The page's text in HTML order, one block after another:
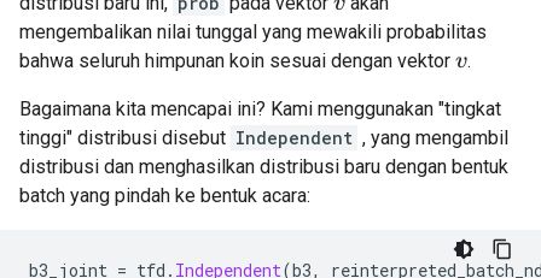
mengembalikan nilai tunggal yang mewakili probabilitas
bahwa seluruh himpunan koin sesuai dengan vektor v.
Bagaimana kita mencapai ini? Kami menggunakan "tingkat
tinggi" distribusi disebut Independent , yang mengambil
distribusi dan menghasilkan distribusi baru dengan bentuk
batch yang pindah ke bentuk acara:
b3_joint = tfd . Independent(b3,